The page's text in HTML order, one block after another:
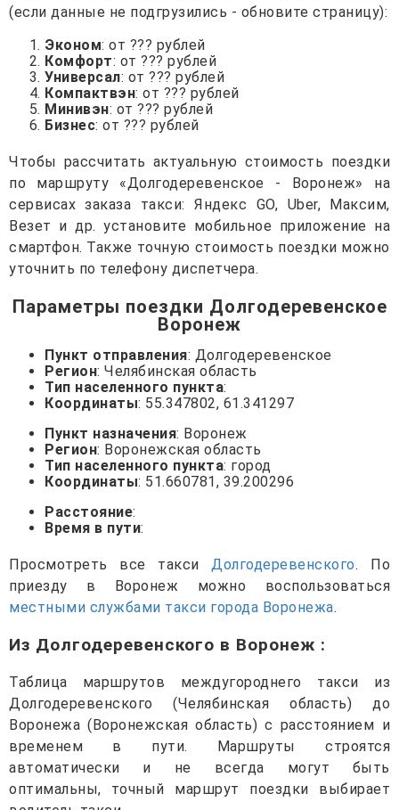
(если данные не подгрузились - обновите страницу):
Эконом: от ??? рублей
Комфорт: от ??? рублей
Универсал: от ??? рублей
Компактвэн: от ??? рублей
Минивэн: от ??? рублей
Бизнес: от ??? рублей
Чтобы рассчитать актуальную стоимость поездки
по маршруту «Долгодеревенское - Воронеж» на
сервисах заказа такси: Яндекс GO, Uber, Максим,
Везет и др. установите мобильное приложение на
смартфон. Также точную стоимость поездки можно
уточнить по телефону диспетчера.
Параметры поездки Долгодеревенское
Воронеж
Пункт отправления: Долгодеревенское
Регион: Челябинская область
Тип населенного пункта:
Координаты: 55.347802, 61.341297
Пункт назначения: Воронеж
Регион: Воронежская область
Тип населенного пункта: город
Координаты: 51.660781, 39.200296
Расстояние:
Время в пути:
Просмотреть все такси Долгодеревенского. По
приезду в Воронеж можно воспользоваться
местными службами такси города Воронежа.
Из Долгодеревенского в Воронеж :
Таблица маршрутов междугороднего такси из
Долгодеревенского (Челябинская область) до
Воронежа (Воронежская область) с расстоянием и
временем в пути. Маршруты строятся
автоматически и не всегда могут быть
оптимальны, точный маршрут поездки выбирает